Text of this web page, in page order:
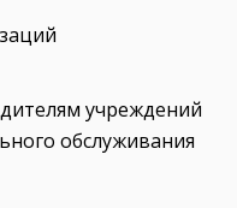
учреждений
обслуживания